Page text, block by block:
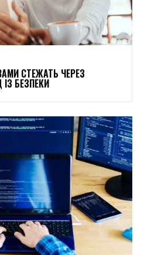
СТЕЖАТЬ ЧЕРЕЗ
БЕЗПЕКИ